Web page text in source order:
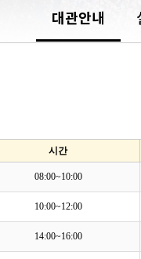
대관안내
시간
08:00~10:00
10:00~12:00
14:00~16:00